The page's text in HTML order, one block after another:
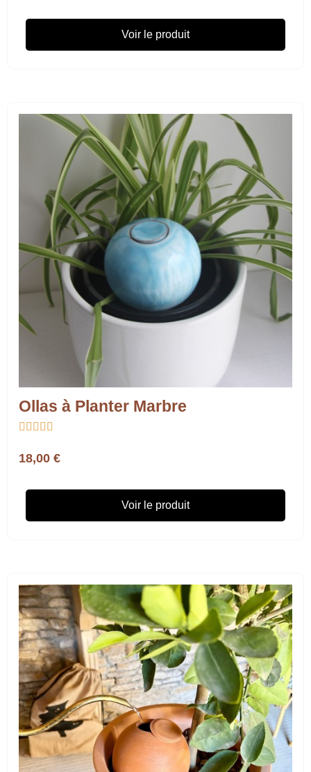
Voir le produit
Ollas à Planter Marbre
    
18,00 €
Voir le produit